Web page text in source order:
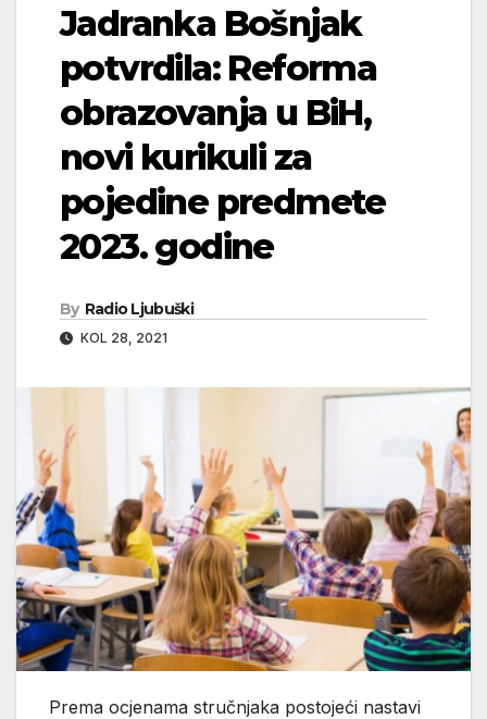
Jadranka Bošnjak
potvrdila: Reforma
obrazovanja u BiH,
novi kurikuli za
pojedine predmete
2023. godine
By Radio Ljubuški
KOL 28, 2021
Prema ocjenama stručnjaka postojeći nastavi